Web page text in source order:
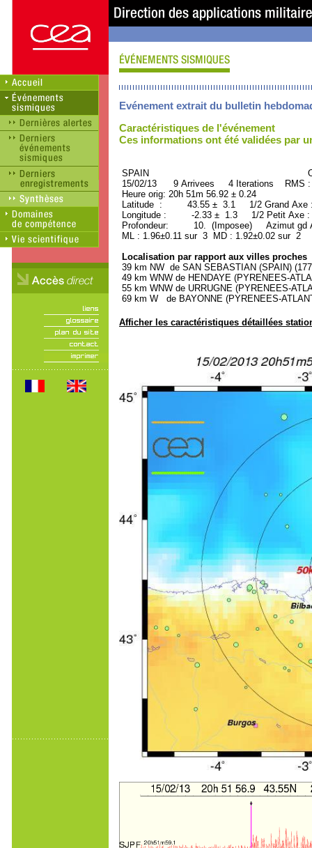
Evénement extrait du bulletin
Caractéristiques de l'événement
Ces informations ont été validées par
SPAIN ORID :
15/02/13 9 Arrivees 4 Iterations RMS
Heure orig: 20h 51m 56.92 ± 0.24
Latitude : 43.55 ± 3.1 1/2 Grand
Longitude : -2.33 ± 1.3 1/2 Petit Axe
Profondeur: 10. (Imposee) Azimut gd
ML : 1.96±0.11 sur 3 MD : 1.92±0.02 sur 2
Localisation par rapport aux villes proches
39 km NW de SAN SEBASTIAN (SPAIN)
49 km WNW de HENDAYE (PYRENEES-
55 km WNW de URRUGNE (PYRENEES-
69 km W de BAYONNE (PYRENEES-
Afficher les caractéristiques détaillées